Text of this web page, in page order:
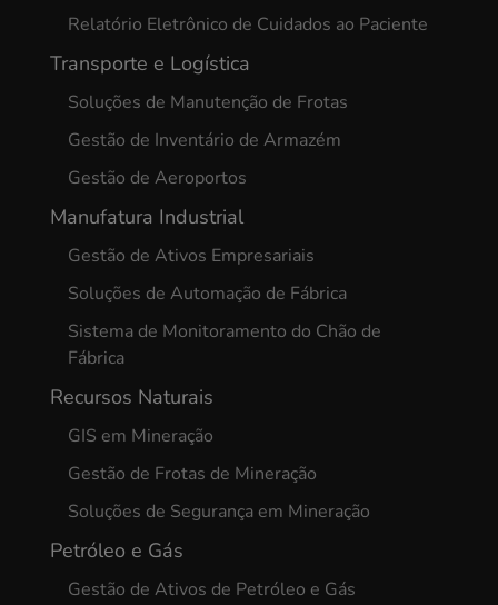
Relatório Eletrônico de Cuidados ao Paciente
Transporte e Logística
Soluções de Manutenção de Frotas
Gestão de Inventário de Armazém
Gestão de Aeroportos
Manufatura Industrial
Gestão de Ativos Empresariais
Soluções de Automação de Fábrica
Sistema de Monitoramento do Chão de
Fábrica
Recursos Naturais
GIS em Mineração
Gestão de Frotas de Mineração
Soluções de Segurança em Mineração
Petróleo e Gás
Gestão de Ativos de Petróleo e Gás